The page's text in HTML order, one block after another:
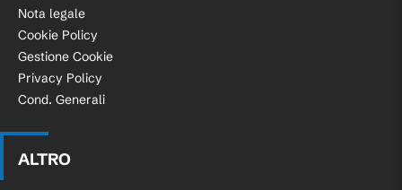
Nota legale
Cookie Policy
Gestione Cookie
Privacy Policy
Cond. Generali
ALTRO